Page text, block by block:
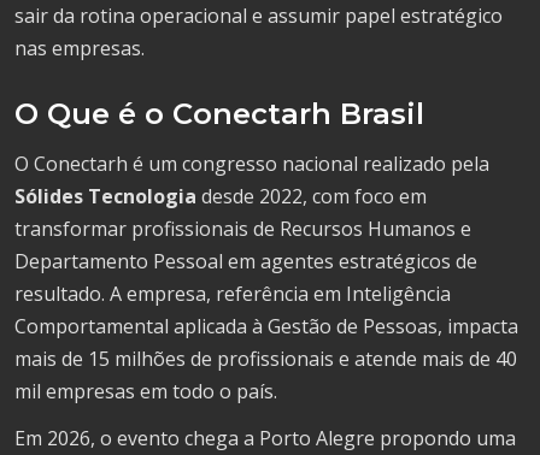
sair da rotina operacional e assumir papel estratégico
nas empresas.
O Que é o Conectarh Brasil
O Conectarh é um congresso nacional realizado pela
Sólides Tecnologia desde 2022, com foco em
transformar profissionais de Recursos Humanos e
Departamento Pessoal em agentes estratégicos de
resultado. A empresa, referência em Inteligência
Comportamental aplicada à Gestão de Pessoas, impacta
mais de 15 milhões de profissionais e atende mais de 40
mil empresas em todo o país.
Em 2026, o evento chega a Porto Alegre propondo uma